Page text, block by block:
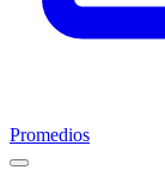
Promedios